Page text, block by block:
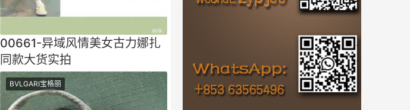
00661-异域风情美女古力娜扎
同款大货实拍
BVLGARI宝格丽